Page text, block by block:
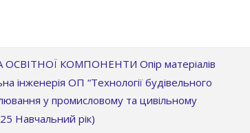
КОМПОНЕНТИ Опір матеріалів
інженерія ОП “Технології будівельного
у промисловому та цивільному
Навчальний рік)